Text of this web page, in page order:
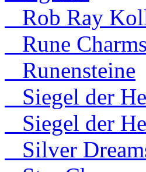
Rob Ray
Rune Charms
Runensteine
Siegel der
Siegel der
Silver